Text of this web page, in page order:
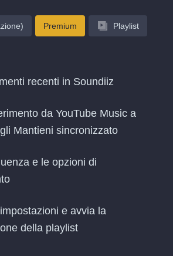
Premium Playlist
recenti in Soundiiz
da YouTube Music a
Mantieni sincronizzato
e le opzioni di
e avvia la
della playlist